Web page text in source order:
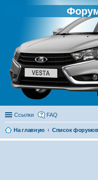
Ссылки FAQ
На главную Список форумов